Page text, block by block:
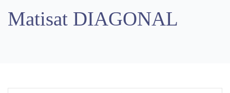
Matisat DIAGONAL